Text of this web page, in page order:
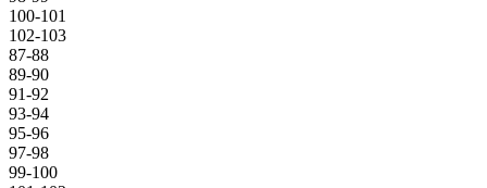
100-101
102-103
87-88
89-90
91-92
93-94
95-96
97-98
99-100